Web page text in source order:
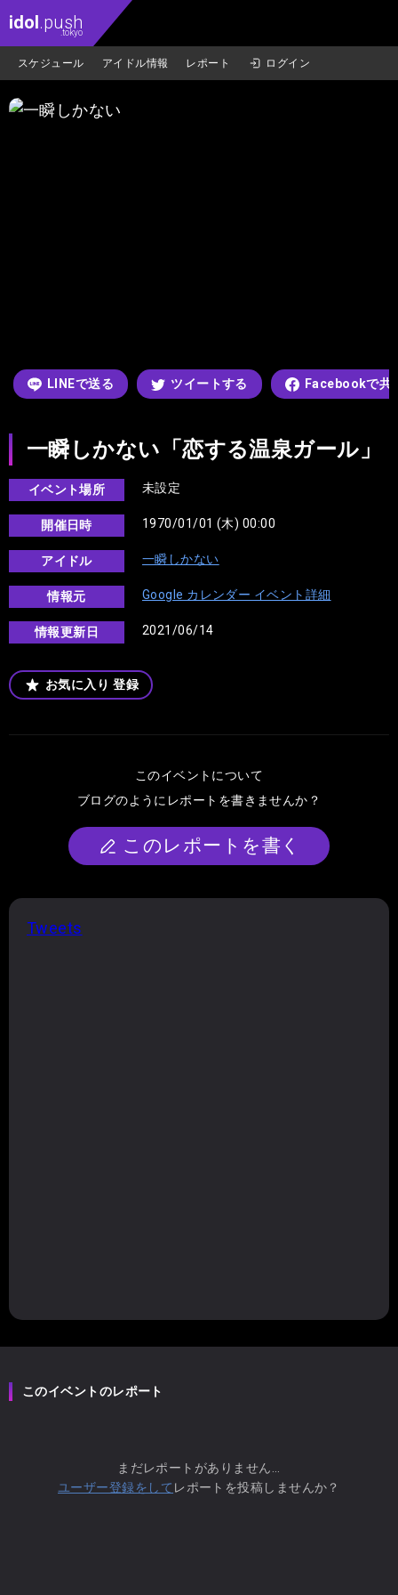
idol.push
.tokyo
スケジュール アイドル情報 レポート ログイン
LINEで送る ツイートする Facebookで共
一瞬しかない「恋する温泉ガール」
イベント場所 未設定
開催日時 1970/01/01 (木) 00:00
アイドル 一瞬しかない
情報元 Google カレンダー イベント詳細
情報更新日 2021/06/14
お気に入り 登録
このイベントについて
ブログのようにレポートを書きませんか？
このレポートを書く
Tweets
このイベントのレポート
まだレポートがありません...
ユーザー登録をして レポートを投稿しませんか？